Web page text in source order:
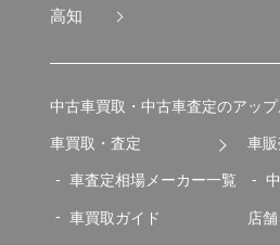
高知
中古車買取・中古車査定のアッ
車買取・査定
車査定相場メーカー一覧
車買取ガイド
車販
店